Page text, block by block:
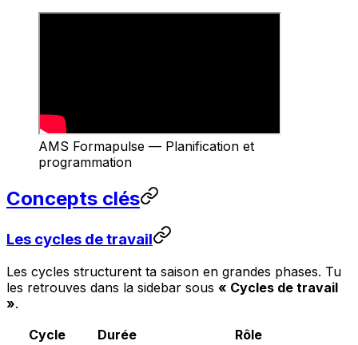
AMS Formapulse — Planification et
programmation
Concepts clés
Les cycles de travail
Les cycles structurent ta saison en grandes phases. Tu
les retrouves dans la sidebar sous « Cycles de travail
».
Cycle
Durée Rôle